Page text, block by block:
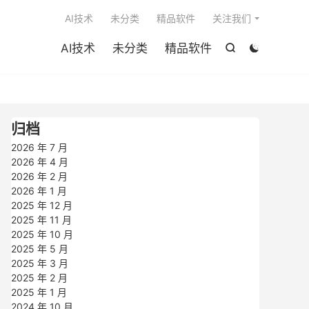


AI技术 未分类 精品软件
AI技术 未分类 精品软件 关注我们
归档
2026 年 7 月
2026 年 4 月
2026 年 2 月
2026 年 1 月
2025 年 12 月
2025 年 11 月
2025 年 10 月
2025 年 5 月
2025 年 3 月
2025 年 2 月
2025 年 1 月
2024 年 10 月